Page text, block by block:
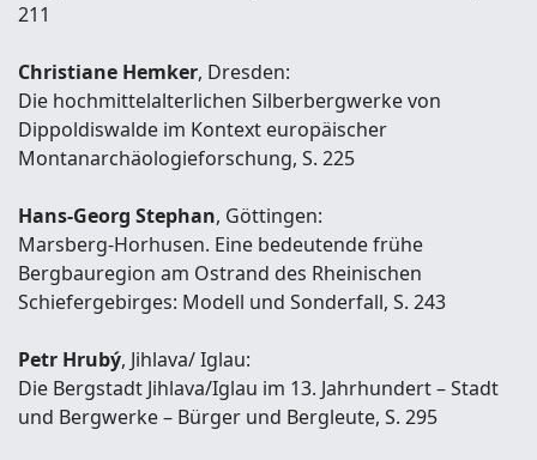
211
Christiane Hemker, Dresden:
Die hochmittelalterlichen Silberbergwerke von
Dippoldiswalde im Kontext europäischer
Montanarchäologieforschung, S. 225
Hans-Georg Stephan, Göttingen:
Marsberg-Horhusen. Eine bedeutende frühe
Bergbauregion am Ostrand des Rheinischen
Schiefergebirges: Modell und Sonderfall, S. 243
Petr Hrubý, Jihlava/ Iglau:
Die Bergstadt Jihlava/Iglau im 13. Jahrhundert – Stadt
und Bergwerke – Bürger und Bergleute, S. 295